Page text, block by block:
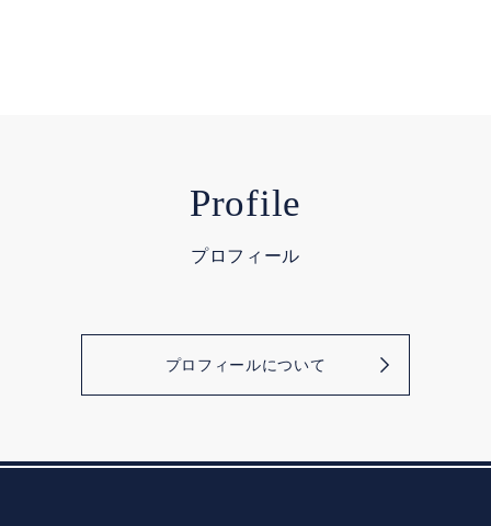
Profile
プロフィール
プロフィールについて